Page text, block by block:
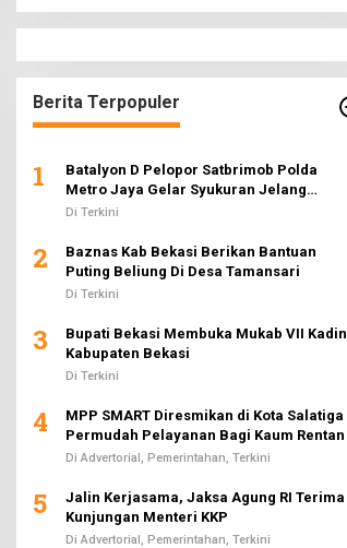
Berita Terpopuler
1
Batalyon D Pelopor Satbrimob Polda
Metro Jaya Gelar Syukuran Jelang
Ramadhan 1442 H
Di Terkini
2
Baznas Kab Bekasi Berikan Bantuan
Puting Beliung Di Desa Tamansari
Di Terkini
3
Bupati Bekasi Membuka Mukab VII Kadin
Kabupaten Bekasi
Di Terkini
4
MPP SMART Diresmikan di Kota Salatiga
Permudah Pelayanan Bagi Kaum Rentan
Di Advertorial, Pemerintahan, Terkini
5
Jalin Kerjasama, Jaksa Agung RI Terima
Kunjungan Menteri KKP
Di Advertorial, Pemerintahan, Terkini